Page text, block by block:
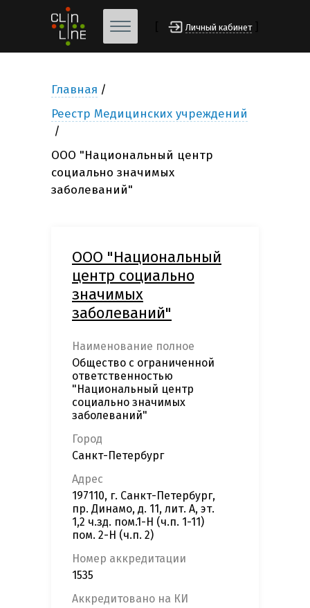
Личный кабинет
Главная
Реестр Медицинских учреждений
ООО "Национальный центр
социально значимых
заболеваний"
ООО "Национальный
центр социально
значимых
заболеваний"
Наименование полное
Общество с ограниченной
ответственностью
"Национальный центр
социально значимых
заболеваний"
Город
Санкт-Петербург
Адрес
197110, г. Санкт-Петербург,
пр. Динамо, д. 11, лит. А, эт.
1,2 ч.зд. пом.1-Н (ч.п. 1-11)
пом. 2-Н (ч.п. 2)
Номер аккредитации
1535
Аккредитовано на КИ